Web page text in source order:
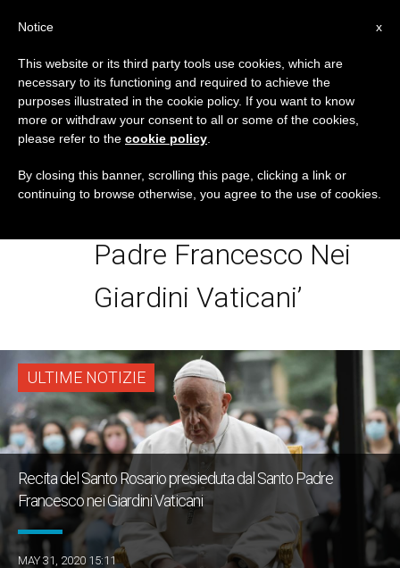
TAG
Posts Tagged ‘Recita
Del Santo Rosario
Presieduta Dal Santo
Padre Francesco Nei
Giardini Vaticani’
ULTIME NOTIZIE
Recita del Santo Rosario presieduta dal Santo Padre
Francesco nei Giardini Vaticani
MAY 31, 2020 15:11
x
Notice
This website or its third party tools use cookies, which are
necessary to its functioning and required to achieve the
purposes illustrated in the cookie policy. If you want to know
more or withdraw your consent to all or some of the cookies,
please refer to the cookie policy
By closing this banner, scrolling this page, clicking a link or
continuing to browse otherwise, you agree to the use of cookies.